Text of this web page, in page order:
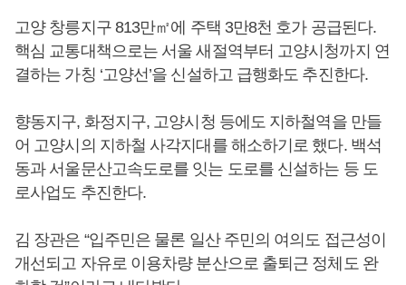
고양 창릉지구 813만㎡에 주택 3만8천 호가 공급된다.
핵심 교통대책으로는 서울 새절역부터 고양시청까지 연
결하는 가칭 ‘고양선’을 신설하고 급행화도 추진한다.
향동지구, 화정지구, 고양시청 등에도 지하철역을 만들
어 고양시의 지하철 사각지대를 해소하기로 했다. 백석
동과 서울문산고속도로를 잇는 도로를 신설하는 등 도
로사업도 추진한다.
김 장관은 “입주민은 물론 일산 주민의 여의도 접근성이
개선되고 자유로 이용차량 분산으로 출퇴근 정체도 완